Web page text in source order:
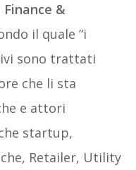
&
il quale “i
sono trattati
che li sta
e attori
startup,
Retailer, Utility